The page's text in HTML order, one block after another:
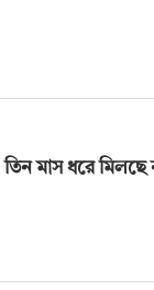
তিন মাস ধরে মিলছে